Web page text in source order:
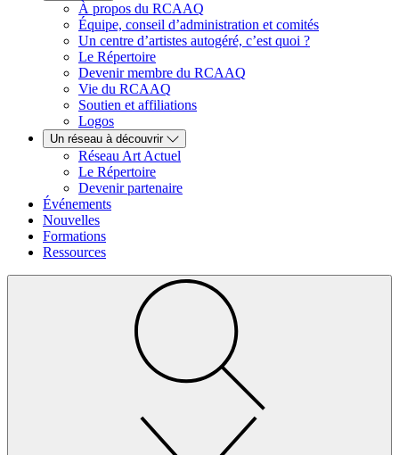
À propos du RCAAQ
Équipe, conseil d’administration et comités
Un centre d’artistes autogéré, c’est quoi ?
Le Répertoire
Devenir membre du RCAAQ
Vie du RCAAQ
Soutien et affiliations
Logos
Un réseau à découvrir
Réseau Art Actuel
Le Répertoire
Devenir partenaire
Événements
Nouvelles
Formations
Ressources